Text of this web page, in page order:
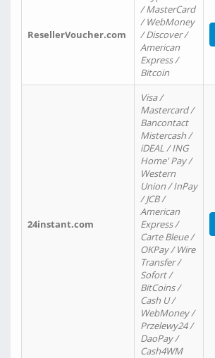
ResellerVoucher.com
/ MasterCard
/ WebMoney
/ Discover /
American
Express /
Bitcoin
24instant.com
Visa /
Mastercard /
Bancontact
Mistercash /
iDEAL / ING
Home' Pay /
Western
Union / InPay
/ JCB /
American
Express /
Carte Bleue /
OKPay / Wire
Transfer /
Sofort /
BitCoins /
Cash U /
WebMoney /
Przelewy24 /
DaoPay /
Cash4WM